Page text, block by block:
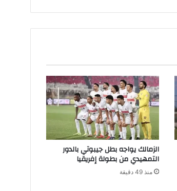
الزمالك يواجه بطل جيبوتي بالدور
التمهيدي من بطولة إفريقيا
منذ 49 دقيقة